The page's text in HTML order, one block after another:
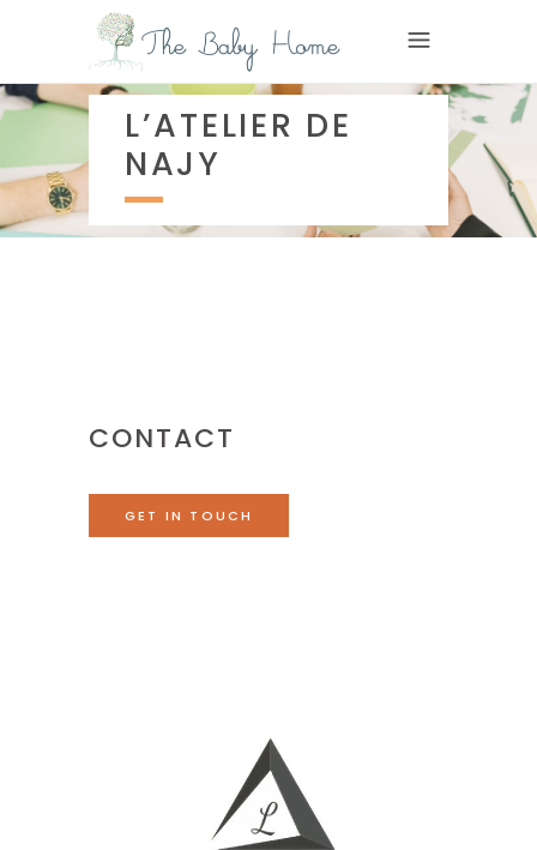
L’ATELIER DE
NAJY
CONTACT
GET IN TOUCH